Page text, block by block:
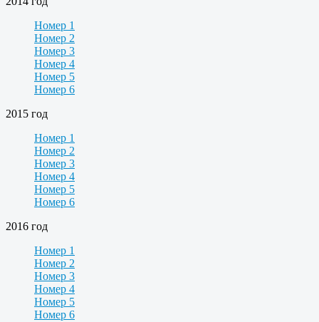
Номер 1
Номер 2
Номер 3
Номер 4
Номер 5
Номер 6
2015 год
Номер 1
Номер 2
Номер 3
Номер 4
Номер 5
Номер 6
2016 год
Номер 1
Номер 2
Номер 3
Номер 4
Номер 5
Номер 6